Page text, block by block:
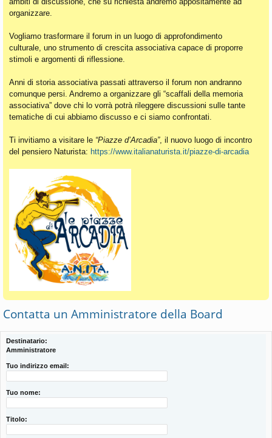
organizzare.
Vogliamo trasformare il forum in un luogo di approfondimento
culturale, uno strumento di crescita associativa capace di proporre
stimoli e argomenti di riflessione.
Anni di storia associativa passati attraverso il forum non andranno
comunque persi. Andremo a organizzare gli “scaffali della memoria
associativa” dove chi lo vorrà potrà rileggere discussioni sulle tante
tematiche di cui abbiamo discusso e ci siamo confrontati.
Ti invitiamo a visitare le “Piazze d’Arcadia”, il nuovo luogo di incontro
del pensiero Naturista: https://www.italianaturista.it/piazze-di-arcadia
Contatta un Amministratore della Board
Destinatario:
Amministratore
Tuo indirizzo email:
Tuo nome:
Titolo: